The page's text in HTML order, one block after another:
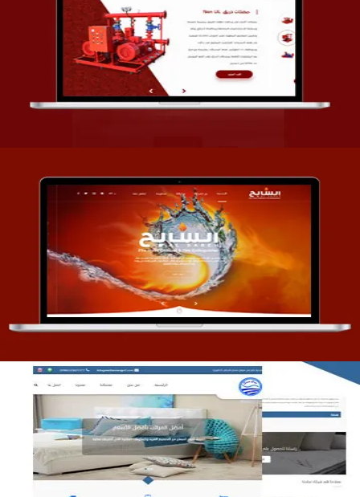
تصميم شركة قمة الأنظمة TOSY
التفاصيل
تصميم موقع السابح للصناعات المعدنية
التفاصيل
مصنع المراتب الخليجية